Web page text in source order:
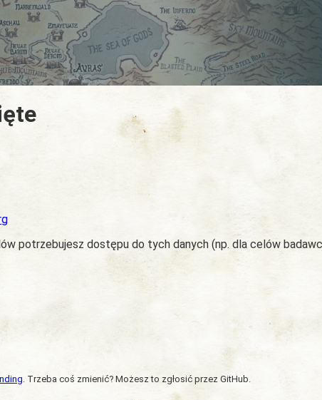
potrzebujesz dostępu do tych danych (np. dla celów
. Trzeba coś zmienić? Możesz to zgłosić przez GitHub.